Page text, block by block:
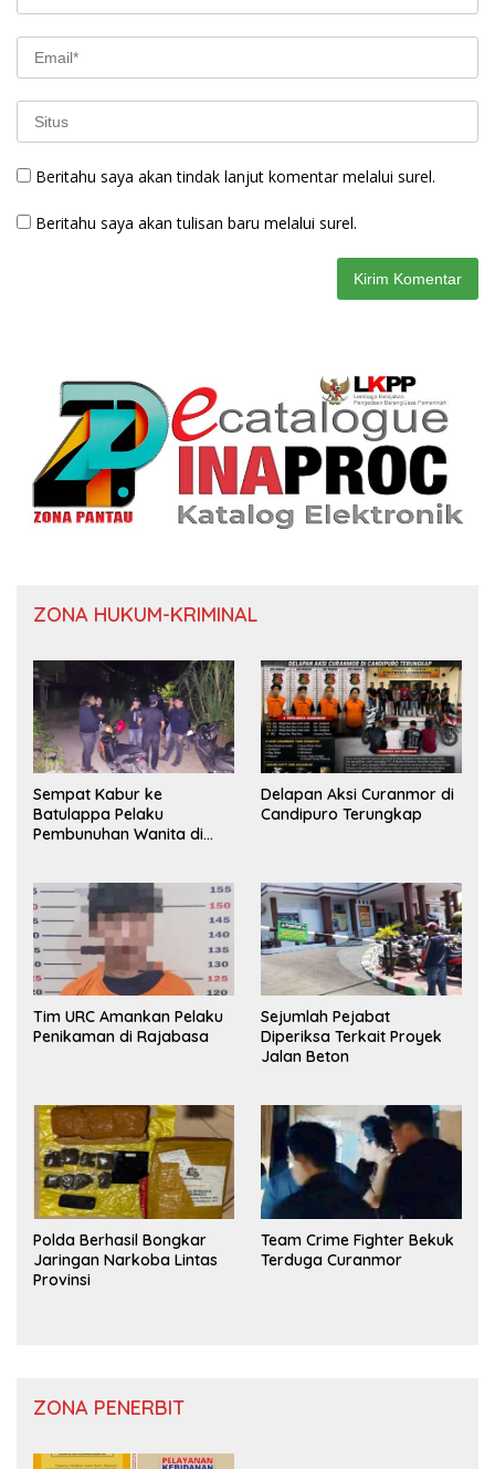
Beritahu saya akan tindak lanjut komentar melalui surel.
Beritahu saya akan tulisan baru melalui surel.
ZONA HUKUM-KRIMINAL
Sempat Kabur ke
Batulappa Pelaku
Pembunuhan Wanita di
Delapan Aksi Curanmor di
Candipuro Terungkap
Tim URC Amankan Pelaku
Penikaman di Rajabasa
Sejumlah Pejabat
Diperiksa Terkait Proyek
Jalan Beton
Polda Berhasil Bongkar
Jaringan Narkoba Lintas
Provinsi
Team Crime Fighter Bekuk
Terduga Curanmor
ZONA PENERBIT